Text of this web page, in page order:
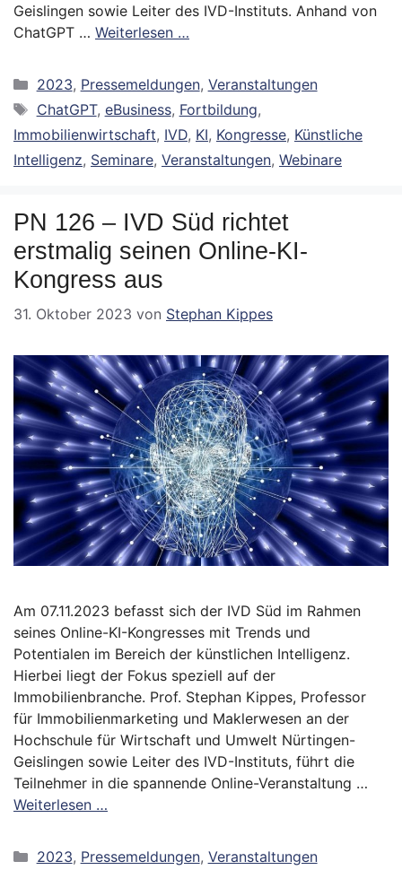
Geislingen sowie Leiter des IVD-Instituts. Anhand von
ChatGPT … Weiterlesen …
Kategorien
2023, Pressemeldungen, Veranstaltungen
Schlagwörter
ChatGPT, eBusiness, Fortbildung,
Immobilienwirtschaft, IVD, KI, Kongresse, Künstliche
Intelligenz, Seminare, Veranstaltungen, Webinare
PN 126 – IVD Süd richtet
erstmalig seinen Online-KI-
Kongress aus
31. Oktober 2023 von Stephan Kippes
Am 07.11.2023 befasst sich der IVD Süd im Rahmen
seines Online-KI-Kongresses mit Trends und
Potentialen im Bereich der künstlichen Intelligenz.
Hierbei liegt der Fokus speziell auf der
Immobilienbranche. Prof. Stephan Kippes, Professor
für Immobilienmarketing und Maklerwesen an der
Hochschule für Wirtschaft und Umwelt Nürtingen-
Geislingen sowie Leiter des IVD-Instituts, führt die
Teilnehmer in die spannende Online-Veranstaltung …
Weiterlesen …
Kategorien
2023, Pressemeldungen, Veranstaltungen